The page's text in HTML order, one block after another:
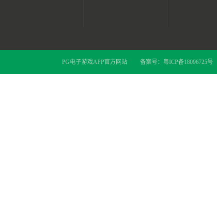
PG电子游戏APP官方网站 备案号： 粤ICP备18096725号